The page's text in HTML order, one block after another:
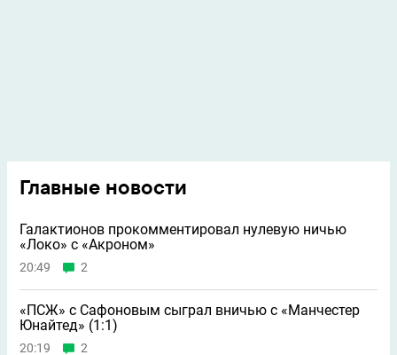
Главные новости
Галактионов прокомментировал нулевую ничью
«Локо» с «Акроном»
20:49 2
«ПСЖ» с Сафоновым сыграл вничью с «Манчестер
Юнайтед» (1:1)
20:19 2